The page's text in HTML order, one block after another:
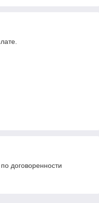
договоренности